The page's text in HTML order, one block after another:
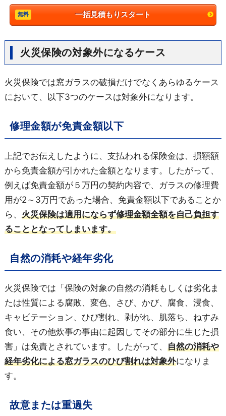
一括見積もりスタート
火災保険の対象外になるケース
火災保険では窓ガラスの破損だけでなくあらゆるケース
において、以下3つのケースは対象外になります。
修理金額が免責金額以下
上記でお伝えしたように、支払われる保険金は、損額額
から免責金額が引かれた金額となります。したがって、
例えば免責金額が５万円の契約内容で、ガラスの修理費
用が2～3万円であった場合、免責金額以下であることか
ら、 火災保険は適用にならず修理金額全額を自己負担す
ることとなってしまいます。
自然の消耗や経年劣化
火災保険では「保険の対象の自然の消耗もしくは劣化ま
たは性質による腐敗、変色、さび、かび、腐食、浸食、
キャビテーション、ひび割れ、剥がれ、肌落ち、ねすみ
食い、その他炊事の事由に起因してその部分に生じた損
害」は免責とされています。したがって、 自然の消耗や
経年劣化による窓ガラスのひび割れは対象外になりま
す。
故意または重過失